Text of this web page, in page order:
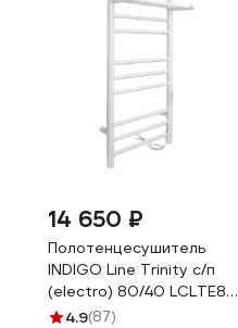
14 650 ₽
Полотенцесушитель
INDIGO Line Trinity с/п
(electro) 80/40 LСLTE80-
40PWMRt
4.9(87)